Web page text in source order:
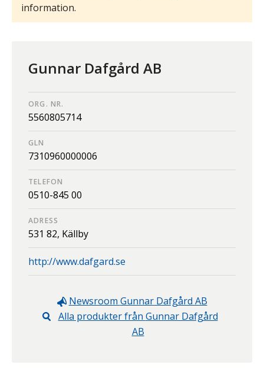
information.
Gunnar Dafgård AB
ORG. NR.
5560805714
GLN
7310960000006
TELEFON
0510-845 00
ADRESS
531 82, Källby
http://www.dafgard.se
Newsroom Gunnar Dafgård AB
Alla produkter från Gunnar Dafgård
AB